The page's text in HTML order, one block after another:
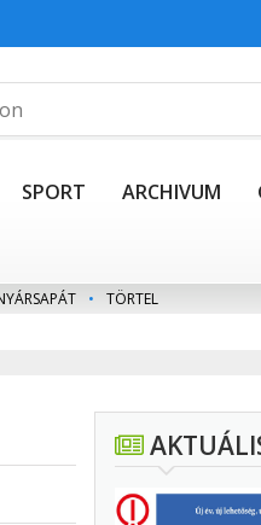
SPORT ARCHIVUM
• TÖRTEL